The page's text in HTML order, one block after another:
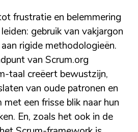
frustratie en belemmering
gebruik van vakjargon
rigide methodologieën.
van Scrum.org
taal creëert bewustzijn,
van oude patronen en
een frisse blik naar hun
En, zoals het ook in de